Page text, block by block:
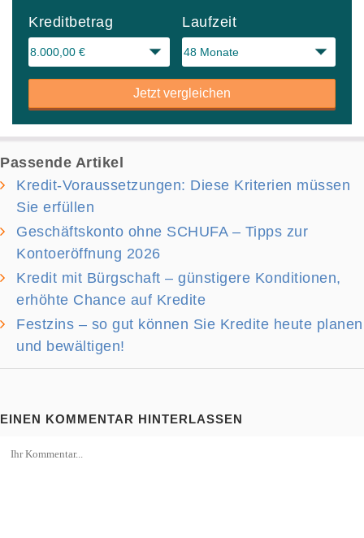
Kreditbetrag Laufzeit
Jetzt vergleichen
Passende Artikel
Kredit-Voraussetzungen: Diese Kriterien müssen
Sie erfüllen
Geschäftskonto ohne SCHUFA – Tipps zur
Kontoeröffnung 2026
Kredit mit Bürgschaft – günstigere Konditionen,
erhöhte Chance auf Kredite
Festzins – so gut können Sie Kredite heute planen
und bewältigen!
EINEN KOMMENTAR HINTERLASSEN